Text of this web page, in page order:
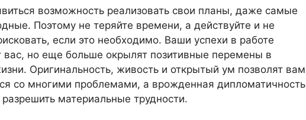
возможность реализовать свои планы, даже самые
Поэтому не теряйте времени, а действуйте и не
если это необходимо. Ваши успехи в работе
вас, но еще больше окрылят позитивные перемены в
Оригинальность, живость и открытый ум позволят вам
со многими проблемами, а врожденная дипломатичность
разрешить материальные трудности.